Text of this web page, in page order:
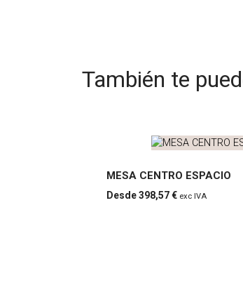
También te
MESA CENTRO ESPACIO
398,57 € exc IVA